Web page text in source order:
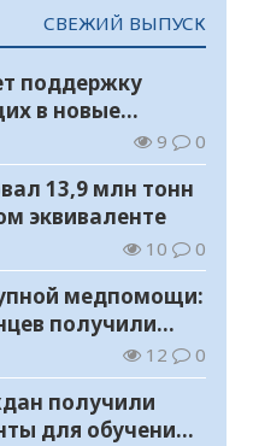
СВЕЖИЙ ВЫПУСК
поддержку
в новые
9 0
13,9 млн тонн
эквиваленте
10 0
медпомощи:
получили
12 0
получили
для обучения в